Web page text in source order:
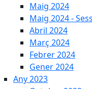
Maig 2024
Maig 2024 -
Abril 2024
Març 2024
Febrer 2024
Gener 2024
Any 2023